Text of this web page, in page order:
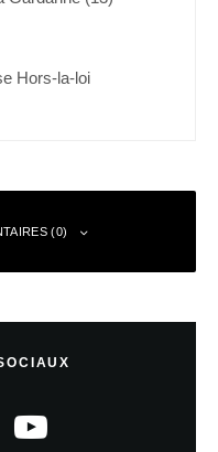
Hors-la-loi
(0)